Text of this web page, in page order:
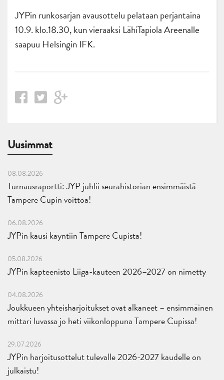
JYPin runkosarjan avausottelu pelataan perjantaina
10.9. klo.18.30, kun vieraaksi LähiTapiola Areenalle
saapuu Helsingin IFK.
Uusimmat
08.08.2026
Turnausraportti: JYP juhlii seurahistorian ensimmäistä
Tampere Cupin voittoa!
06.08.2026
JYPin kausi käyntiin Tampere Cupista!
05.08.2026
JYPin kapteenisto Liiga-kauteen 2026–2027 on nimetty
04.08.2026
Joukkueen yhteisharjoitukset ovat alkaneet – ensimmäinen
mittari luvassa jo heti viikonloppuna Tampere Cupissa!
29.07.2026
JYPin harjoitusottelut tulevalle 2026-2027 kaudelle on
julkaistu!